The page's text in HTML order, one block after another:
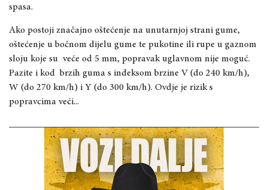
spasa.
Ako postoji značajno oštećenje na unutarnjoj strani gume,
oštećenje u bočnom dijelu gume te pukotine ili rupe u gaznom
sloju koje su veće od 5 mm, popravak uglavnom nije moguć.
Pazite i kod brzih guma s indeksom brzine V (do 240 km/h),
W (do 270 km/h) i Y (do 300 km/h). Ovdje je rizik s
popravcima veći...